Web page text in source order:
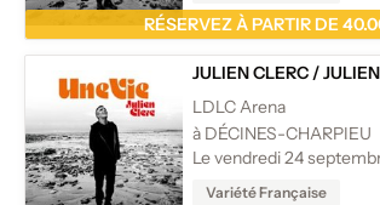
RÉSERVEZ À PARTIR DE
JULIEN CLERC /JULIEN
LDLC Arena
à DÉCINES-CHARPIEU
Le vendredi 24
Variété Française